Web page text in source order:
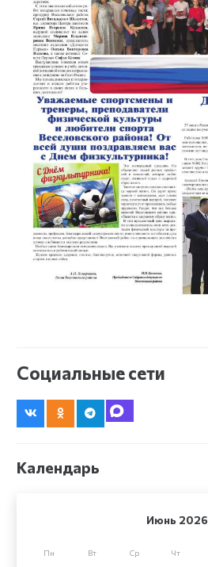
Социальные сети
Календарь
Июнь 2026
Пн Вт Ср Чт